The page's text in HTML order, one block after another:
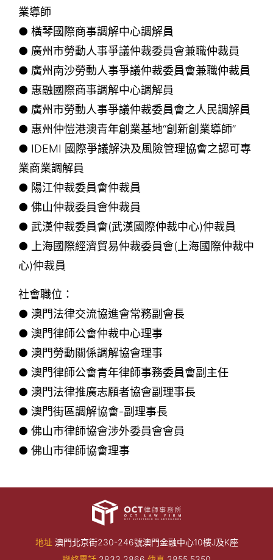
業導師
● 橫琴國際商事調解中心調解員
● 廣州市勞動人事爭議仲裁委員會兼職仲裁員
● 廣州南沙勞動人事爭議仲裁委員會兼職仲裁員
● 惠融國際商事調解中心調解員
● 廣州市勞動人事爭議仲裁委員會之人民調解員
● 惠州仲愷港澳青年創業基地“創新創業導師”
● IDEMI 國際爭議解決及風險管理協會之認可專
業商業調解員
● 陽江仲裁委員會仲裁員
● 佛山仲裁委員會仲裁員
● 武漢仲裁委員會(武漢國際仲裁中心)仲裁員
● 上海國際經濟貿易仲裁委員會(上海國際仲裁中
心)仲裁員
社會職位：
● 澳門法律交流協進會常務副會長
● 澳門律師公會仲裁中心理事
● 澳門勞動關係調解協會理事
● 澳門律師公會青年律師事務委員會副主任
● 澳門法律推廣志願者協會副理事長
● 澳門街區調解協會-副理事長
● 佛山市律師協會涉外委員會會員
● 佛山市律師協會理事
地址 澳門北京街230-246號澳門金融中心10樓J及K座